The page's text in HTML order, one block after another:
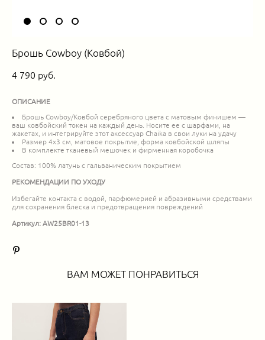
Брошь Cowboy (Ковбой)
4 790 pуб.
ОПИСАНИЕ
Брошь Cowboy/Ковбой серебряного цвета с матовым финишем —
ваш ковбойский токен на каждый день. Носите ее с шарфами, на
жакетах, и интегрируйте этот аксессуар Сhaika в свои луки на удачу
Размер 4х3 см, матовое покрытие, форма ковбойской шляпы
В комплекте тканевый мешочек и фирменная коробочка
Состав: 100% латунь с гальваническим покрытием
РЕКОМЕНДАЦИИ ПО УХОДУ
Избегайте контакта с водой, парфюмерией и абразивными средствами
для сохранения блеска и предотвращения повреждений
Артикул: AW25BR01-13
ВАМ МОЖЕТ ПОНРАВИТЬСЯ